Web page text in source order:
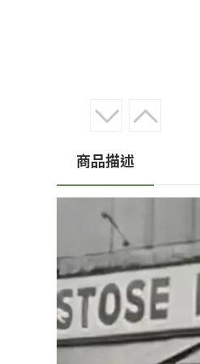
商品描述